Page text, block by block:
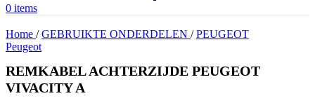
0 items
Home / GEBRUIKTE ONDERDELEN / PEUGEOT
Peugeot
REMKABEL ACHTERZIJDE PEUGEOT
VIVACITY A